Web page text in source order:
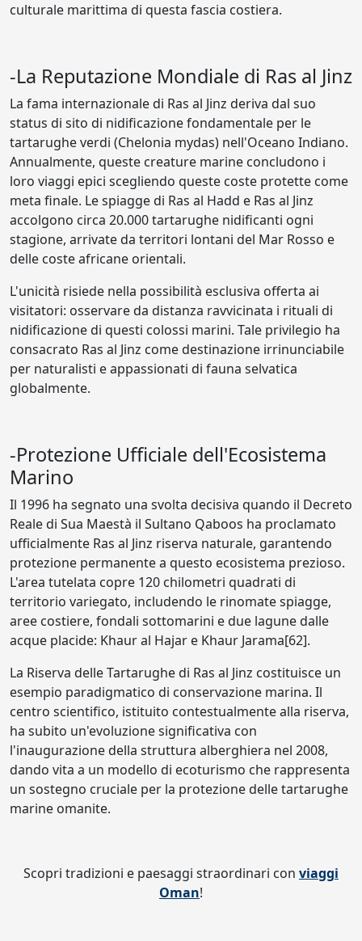
culturale marittima di questa fascia costiera.
-La Reputazione Mondiale di Ras al Jinz
La fama internazionale di Ras al Jinz deriva dal suo
status di sito di nidificazione fondamentale per le
tartarughe verdi (Chelonia mydas) nell'Oceano Indiano.
Annualmente, queste creature marine concludono i
loro viaggi epici scegliendo queste coste protette come
meta finale. Le spiagge di Ras al Hadd e Ras al Jinz
accolgono circa 20.000 tartarughe nidificanti ogni
stagione, arrivate da territori lontani del Mar Rosso e
delle coste africane orientali.
L'unicità risiede nella possibilità esclusiva offerta ai
visitatori: osservare da distanza ravvicinata i rituali di
nidificazione di questi colossi marini. Tale privilegio ha
consacrato Ras al Jinz come destinazione irrinunciabile
per naturalisti e appassionati di fauna selvatica
globalmente.
-Protezione Ufficiale dell'Ecosistema
Marino
Il 1996 ha segnato una svolta decisiva quando il Decreto
Reale di Sua Maestà il Sultano Qaboos ha proclamato
ufficialmente Ras al Jinz riserva naturale, garantendo
protezione permanente a questo ecosistema prezioso.
L'area tutelata copre 120 chilometri quadrati di
territorio variegato, includendo le rinomate spiagge,
aree costiere, fondali sottomarini e due lagune dalle
acque placide: Khaur al Hajar e Khaur Jarama[62].
La Riserva delle Tartarughe di Ras al Jinz costituisce un
esempio paradigmatico di conservazione marina. Il
centro scientifico, istituito contestualmente alla riserva,
ha subito un'evoluzione significativa con
l'inaugurazione della struttura alberghiera nel 2008,
dando vita a un modello di ecoturismo che rappresenta
un sostegno cruciale per la protezione delle tartarughe
marine omanite.
Scopri tradizioni e paesaggi straordinari con viaggi
Oman!